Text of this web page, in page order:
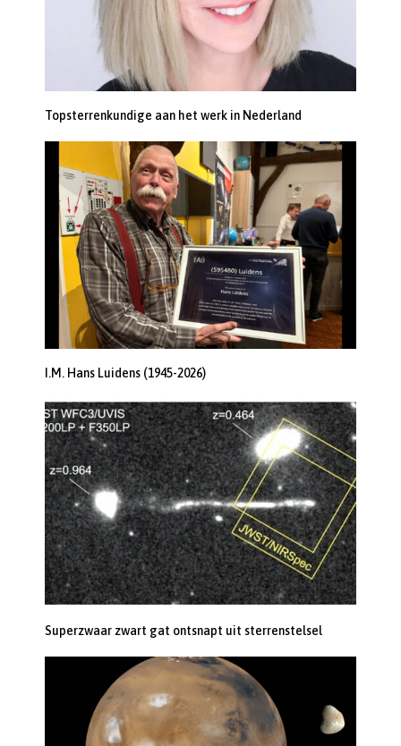
Topsterrenkundige aan het werk in Nederland
I.M. Hans Luidens (1945-2026)
Superzwaar zwart gat ontsnapt uit sterrenstelsel